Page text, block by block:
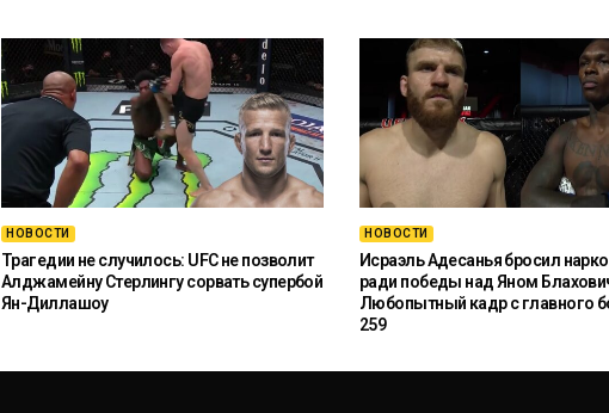
НОВОСТИ
Трагедии не случилось: UFC не позволит
Алджамейну Стерлингу сорвать супербой
Ян-Диллашоу
НОВОСТИ
Исраэль Адесанья бросил
ради победы над Яном
Любопытный кадр с главного
259